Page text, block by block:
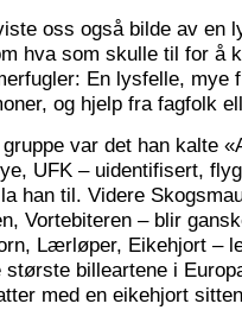
oss også bilde av en
hva som skulle til for å
En lysfelle, mye
og hjelp fra fagfolk
var det han kalte
UFK – uidentifisert,
han til. Videre
Vortebiteren – blir
Lærløper, Eikehjort –
største billeartene i
med en eikehjort